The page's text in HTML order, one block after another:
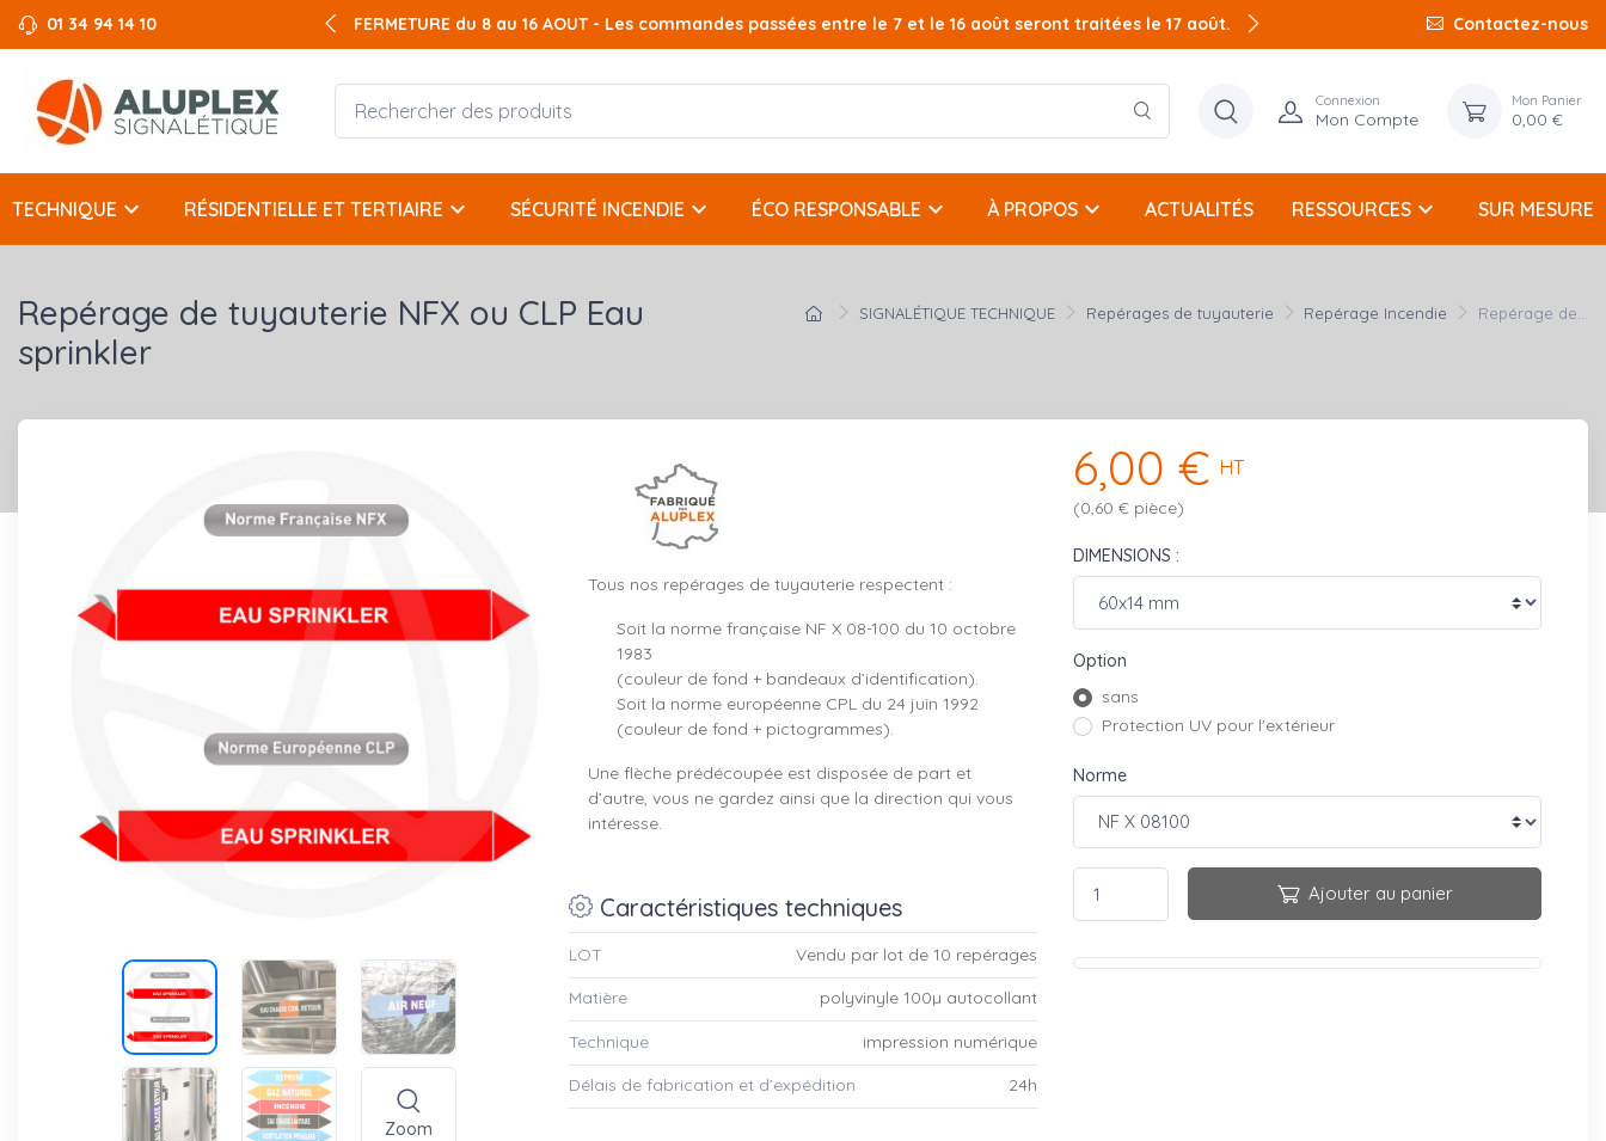
01 34 94 14 10 FERMETURE du 8 au 16 AOUT - Les commandes passées entre le 7 et le 16 août seront traitées le 17 août. Contactez-nous
Connexion
Mon Compte
Mon Panier
0,00 €
TECHNIQUE keyboard_arrow_down RÉSIDENTIELLE ET TERTIAIRE keyboard_arrow_down SÉCURITÉ INCENDIE keyboard_arrow_down ÉCO RESPONSABLE keyboard_arrow_down À PROPOS keyboard_arrow_down ACTUALITÉS RESSOURCES keyboard_arrow_down SUR MESURE
SIGNALÉTIQUE TECHNIQUE Repérages de tuyauterie Repérage Incendie Repérage de...
Repérage de tuyauterie NFX ou CLP Eau
sprinkler
Zoom
Tous nos repérages de tuyauterie respectent :
Soit la norme française NF X 08-100 du 10 octobre
1983
(couleur de fond + bandeaux d’identification).
Soit la norme européenne CPL du 24 juin 1992
(couleur de fond + pictogrammes).
Une flèche prédécoupée est disposée de part et
d’autre, vous ne gardez ainsi que la direction qui vous
intéresse.
Caractéristiques techniques
LOT Vendu par lot de 10 repérages
Matière polyvinyle 100µ autocollant
Technique impression numérique
Délais de fabrication et d’expédition 24h
6,00 € HT
(0,60 € pièce)
DIMENSIONS :
Option
sans
Protection UV pour l'extérieur
Norme
Ajouter au panier